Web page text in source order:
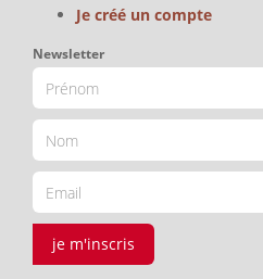
Je créé un compte
Newsletter
je m'inscris